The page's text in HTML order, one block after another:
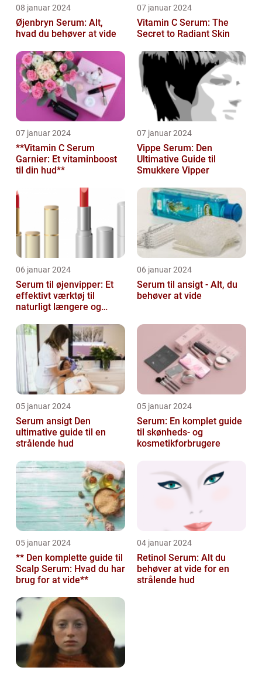
08 januar 2024
Øjenbryn Serum: Alt,
hvad du behøver at vide
07 januar 2024
Vitamin C Serum: The
Secret to Radiant Skin
07 januar 2024
**Vitamin C Serum
Garnier: Et vitaminboost
til din hud**
07 januar 2024
Vippe Serum: Den
Ultimative Guide til
Smukkere Vipper
06 januar 2024
Serum til øjenvipper: Et
effektivt værktøj til
naturligt længere og
06 januar 2024
Serum til ansigt - Alt, du
behøver at vide
05 januar 2024
Serum ansigt Den
ultimative guide til en
strålende hud
05 januar 2024
Serum: En komplet guide
til skønheds- og
kosmetikforbrugere
05 januar 2024
** Den komplette guide til
Scalp Serum: Hvad du har
brug for at vide**
04 januar 2024
Retinol Serum: Alt du
behøver at vide for en
strålende hud